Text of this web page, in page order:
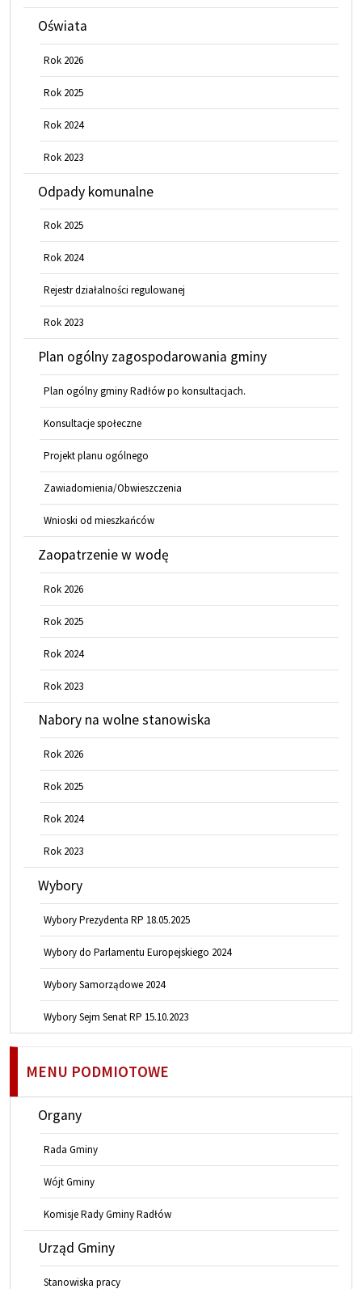
Oświata
Rok 2026
Rok 2025
Rok 2024
Rok 2023
Odpady komunalne
Rok 2025
Rok 2024
Rejestr działalności regulowanej
Rok 2023
Plan ogólny zagospodarowania gminy
Plan ogólny gminy Radłów po konsultacjach.
Konsultacje społeczne
Projekt planu ogólnego
Zawiadomienia/Obwieszczenia
Wnioski od mieszkańców
Zaopatrzenie w wodę
Rok 2026
Rok 2025
Rok 2024
Rok 2023
Nabory na wolne stanowiska
Rok 2026
Rok 2025
Rok 2024
Rok 2023
Wybory
Wybory Prezydenta RP 18.05.2025
Wybory do Parlamentu Europejskiego 2024
Wybory Samorządowe 2024
Wybory Sejm Senat RP 15.10.2023
MENU PODMIOTOWE
Organy
Rada Gminy
Wójt Gminy
Komisje Rady Gminy Radłów
Urząd Gminy
Stanowiska pracy